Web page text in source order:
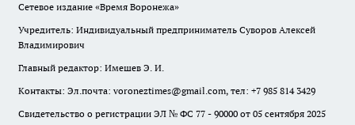
Сетевое издание «Время Воронежа»
Учредитель: Индивидуальный предприниматель Суворов Алексей
Владимирович
Главный редактор: Имешев Э. И.
Контакты: Эл.почта: voroneztimes@gmail.com, тел: +7 985 814 3429
Свидетельство о регистрации ЭЛ № ФС 77 - 90000 от 05 сентября 2025